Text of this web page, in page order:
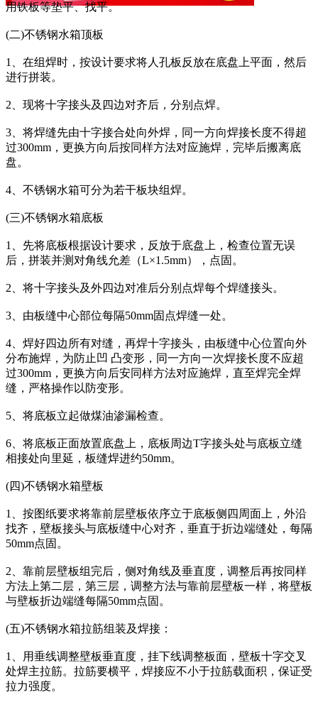
用铁板等垫平、找平。
(二)不锈钢水箱顶板
1、在组焊时，按设计要求将人孔板反放在底盘上平面，然后
进行拼装。
2、现将十字接头及四边对齐后，分别点焊。
3、将焊缝先由十字接合处向外焊，同一方向焊接长度不得超
过300mm，更换方向后按同样方法对应施焊，完毕后搬离底
盘。
4、不锈钢水箱可分为若干板块组焊。
(三)不锈钢水箱底板
1、先将底板根据设计要求，反放于底盘上，检查位置无误
后，拼装并测对角线允差（L×1.5mm），点固。
2、将十字接头及外四边对准后分别点焊每个焊缝接头。
3、由板缝中心部位每隔50mm固点焊缝一处。
4、焊好四边所有对缝，再焊十字接头，由板缝中心位置向外
分布施焊，为防止凹 凸变形，同一方向一次焊接长度不应超
过300mm，更换方向后安同样方法对应施焊，直至焊完全焊
缝，严格操作以防变形。
5、将底板立起做煤油渗漏检查。
6、将底板正面放置底盘上，底板周边T字接头处与底板立缝
相接处向里延，板缝焊进约50mm。
(四)不锈钢水箱壁板
1、按图纸要求将靠前层壁板依序立于底板侧四周面上，外沿
找齐，壁板接头与底板缝中心对齐，垂直于折边端缝处，每隔
50mm点固。
2、靠前层壁板组完后，侧对角线及垂直度，调整后再按同样
方法上第二层，第三层，调整方法与靠前层壁板一样，将壁板
与壁板折边端缝每隔50mm点固。
(五)不锈钢水箱拉筋组装及焊接：
1、用垂线调整壁板垂直度，挂下线调整板面，壁板十字交叉
处焊主拉筋。拉筋要横平，焊接应不小于拉筋载面积，保证受
拉力强度。